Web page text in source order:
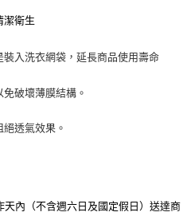
潔衛生
入洗衣網袋，延長商品使用壽命
免破壞薄膜結構。
透氣效果。
內（不含週六日及國定假日）送達商